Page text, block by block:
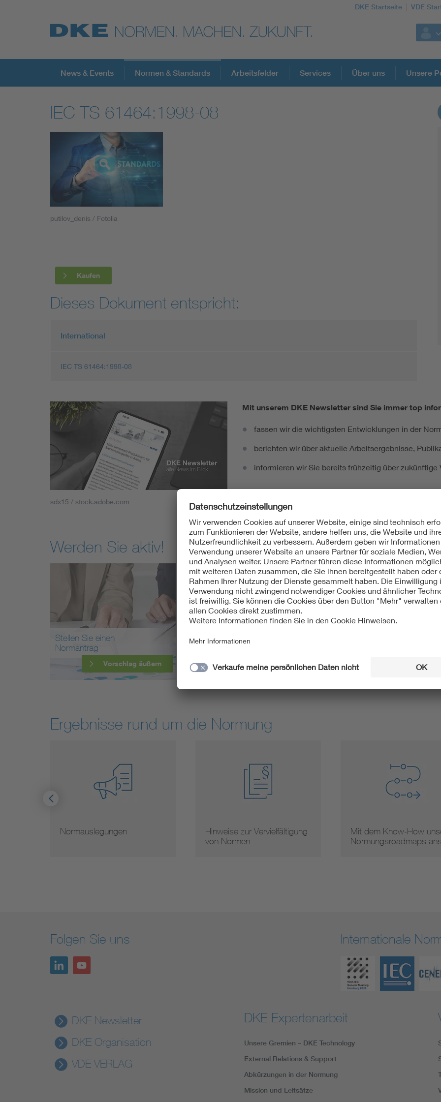
DKE Startseite VDE
Top-Themen
VDE Fokusthemen
Digital Security
Energy
Mobility
DKE Fachinformationen im Kontext der
News & Events Normen & Standards Arbeitsfelder Services Über uns Unsere
IEC TS 61464:1998-08
putilov_denis / Fotolia
Kaufen
Dieses Dokument entspricht:
International
IEC TS 61464:1998-08
sdx15 / stock.adobe.com
Mit unserem DKE Newsletter sind Sie immer top
fassen wir die wichtigsten Entwicklungen in der
berichten wir über aktuelle Arbeitsergebnisse,
informieren wir Sie bereits frühzeitig über zukünftige
Ich möchte den DKE Newsletter erhalten!
Werden Sie aktiv!
Stellen Sie einen
Normantrag
Vorschlag äußern
Arbeiten Sie in der Normung
Experte werden Stellung
Ergebnisse rund um die Normung
Normauslegungen
Hinweise zur Vervielfältigung
von Normen
Mit dem Know-How
Normungsroadmaps
Folgen Sie uns Internationale
DKE Newsletter
DKE Organisation
VDE VERLAG
DKE Expertenarbeit
Unsere Gremien – DKE Technology
External Relations & Support
Abkürzungen in der Normung
Mission und Leitsätze